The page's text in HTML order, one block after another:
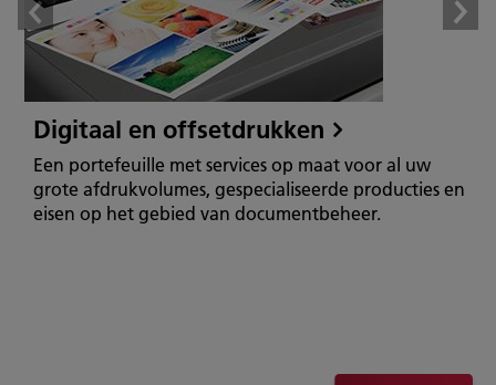
Digitaal en offsetdrukken
Een portefeuille met services op maat voor al uw
grote afdrukvolumes, gespecialiseerde producties en
eisen op het gebied van documentbeheer.